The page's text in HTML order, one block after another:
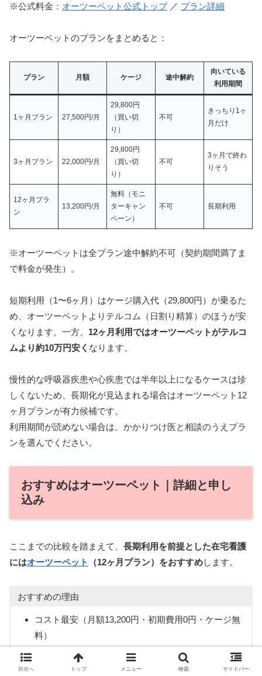
※公式料金： オーツーペット公式トップ／ プラン詳細
オーツーペットのプランをまとめると：
プラン 月額 ケージ 途中解約
向いている
利用期間
1ヶ月プラン 27,500円/月
29,800円
（買い切
り）
不可
きっちり1ヶ
月だけ
3ヶ月プラン 22,000円/月
29,800円
（買い切
り）
不可
3ヶ月で終わ
りそう
12ヶ月プラ
ン
13,200円/月
無料（モニ
ターキャン
ペーン）
不可 長期利用
※オーツーペットは全プラン途中解約不可（契約期間満了ま
で料金が発生）。
短期利用（1〜6ヶ月）はケージ購入代（29,800円）が乗るた
め、オーツーペットよりテルコム（日割り精算）のほうが安
くなります。一方、 12ヶ月利用ではオーツーペットがテルコ
ムより約10万円安く なります。
慢性的な呼吸器疾患や心疾患では半年以上になるケースは珍
しくないため、長期化が見込まれる場合はオーツーペット12
ヶ月プランが有力候補です。
利用期間が読めない場合は、かかりつけ医と相談のうえプラ
ンを選んでください。
おすすめはオーツーペット｜詳細と申し
込み
ここまでの比較を踏まえて、 長期利用を前提とした在宅看護
にはオーツーペット （12ヶ月プラン）をおすすめします。
おすすめの理由
コスト最安（月額13,200円・初期費用0円・ケージ無
料）
酸素濃度自動安定
目次へ トップ メニュー 検索 サイドバー